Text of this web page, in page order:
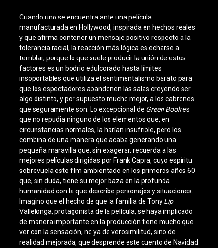
Cuando uno se encuentra ante una película
manufacturada en Hollywood, inspirada en hechos reales
y que afirma contener un mensaje positivo respecto a la
tolerancia racial, la reacción más lógica es echarse a
temblar, porque lo que suele producir la unión de estos
factores es un bodrio edulcorado hasta límites
insoportables que utiliza el sentimentalismo barato para
que los espectadores abandonen las salas creyendo ser
algo distinto, y por supuesto mucho mejor, a los cabrones
que seguramente son. Lo excepcional de Green Bookes
que no repudia ninguno de los elementos que, en
circunstancias normales, la harían insufrible, pero los
combina de una manera que acaba generando una
pequeña maravilla que, sin exagerar, recuerda a las
mejores películas dirigidas por Frank Capra, cuyo espíritu
sobrevuela este film ambientado en los primeros años 60
que, sin duda, tiene su mejor baza en la profunda
humanidad con la que describe personajes y situaciones.
Imagino que el hecho de que la familia de Tony Lip
Vallelonga, protagonista de la película, se haya implicado
de manera importante en la producción tiene mucho que
ver con la sensación, no ya de verosimilitud, sino de
realidad mejorada, que desprende este cuento de Navidad